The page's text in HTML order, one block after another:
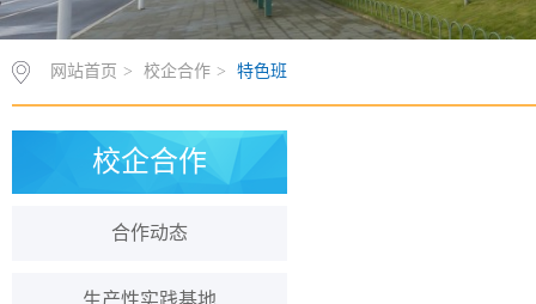
网站首页 > 校企合作 > 特色班
校企合作
合作动态
生产性实践基地